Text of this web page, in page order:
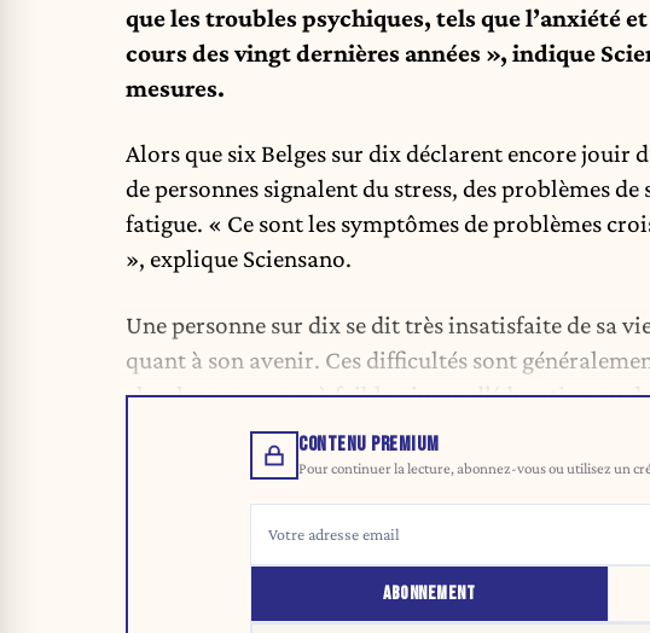
que les troubles psychiques, tels que l’anxiété
cours des vingt dernières années », indique
mesures.
Alors que six Belges sur dix déclarent encore jouir
de personnes signalent du stress, des problèmes
fatigue. « Ce sont les symptômes de problèmes
», explique Sciensano.
Une personne sur dix se dit très insatisfaite de sa
quant à son avenir. Ces difficultés sont
chez les personnes à faible niveau d’éducation ou
CONTENU PREMIUM
Pour continuer la lecture, abonnez-vous ou utilisez un
ABONNEMENT